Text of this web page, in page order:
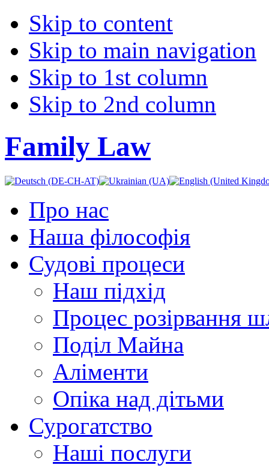
Skip to content
Skip to main navigation
Skip to 1st column
Skip to 2nd column
Family Law
Про нас
Наша філософія
Судові процеси
Наш підхід
Процес розірвання
Поділ Майна
Аліменти
Опіка над дітьми
Сурогатство
Наші послуги